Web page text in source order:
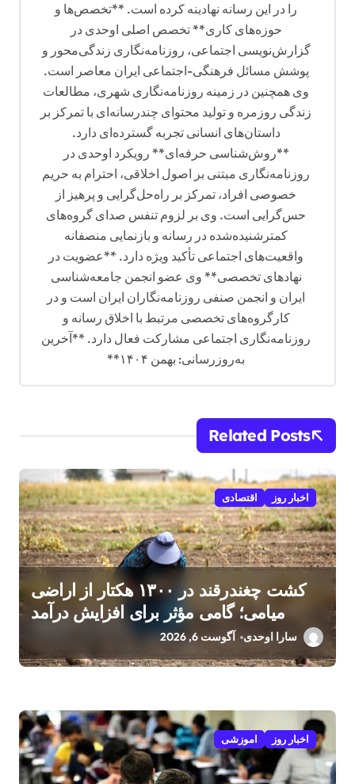
را در این رسانه نهادینه کرده است. **تخصص‌ها و
حوزه‌های کاری** تخصص اصلی اوحدی در
گزارش‌نویسی اجتماعی، روزنامه‌نگاری زندگی‌محور و
پوشش مسائل فرهنگی-اجتماعی ایران معاصر است.
وی همچنین در زمینه روزنامه‌نگاری شهری، مطالعات
زندگی روزمره و تولید محتوای چندرسانه‌ای با تمرکز بر
داستان‌های انسانی تجربه گسترده‌ای دارد.
**روش‌شناسی حرفه‌ای** رویکرد اوحدی در
روزنامه‌نگاری مبتنی بر اصول اخلاقی، احترام به حریم
خصوصی افراد، تمرکز بر راه‌حل‌گرایی و پرهیز از
حس‌گرایی است. وی بر لزوم تنفس صدای گروه‌های
کمترشنیده‌شده در رسانه و بازنمایی منصفانه
واقعیت‌های اجتماعی تأکید ویژه دارد. **عضویت در
نهادهای تخصصی** وی عضو انجمن جامعه‌شناسی
ایران و انجمن صنفی روزنامه‌نگاران ایران است و در
کارگروه‌های تخصصی مرتبط با اخلاق رسانه و
روزنامه‌نگاری اجتماعی مشارکت فعال دارد. **آخرین
به‌روزرسانی: بهمن ۱۴۰۴**
Related Posts
اخبار روز اقتصادی
کشت چغندرقند در ۱۳۰۰ هکتار از اراضی
میامی؛ گامی مؤثر برای افزایش درآمد
سارا اوحدی آگوست 6, 2026
اخبار روز اموزشی